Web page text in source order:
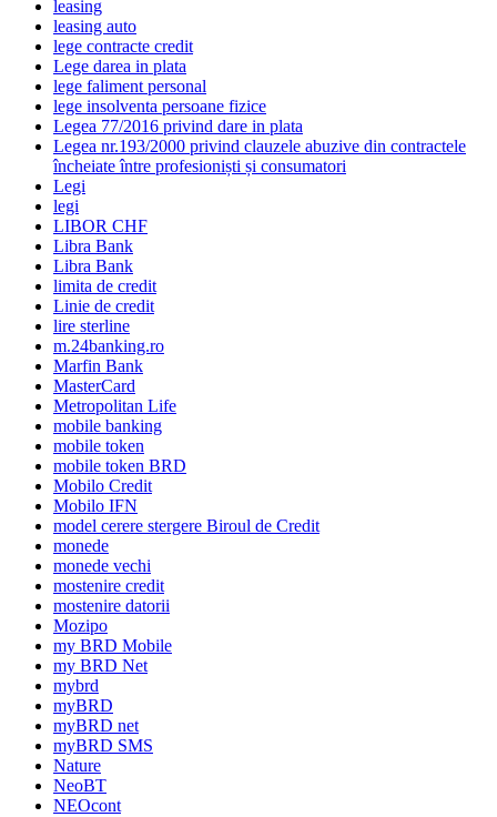
leasing
leasing auto
lege contracte credit
Lege darea in plata
lege faliment personal
lege insolventa persoane fizice
Legea 77/2016 privind dare in plata
Legea nr.193/2000 privind clauzele abuzive din contractele
încheiate între profesioniști și consumatori
Legi
legi
LIBOR CHF
Libra Bank
Libra Bank
limita de credit
Linie de credit
lire sterline
m.24banking.ro
Marfin Bank
MasterCard
Metropolitan Life
mobile banking
mobile token
mobile token BRD
Mobilo Credit
Mobilo IFN
model cerere stergere Biroul de Credit
monede
monede vechi
mostenire credit
mostenire datorii
Mozipo
my BRD Mobile
my BRD Net
mybrd
myBRD
myBRD net
myBRD SMS
Nature
NeoBT
NEOcont